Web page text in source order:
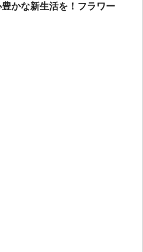
かな新生活を！フラワー